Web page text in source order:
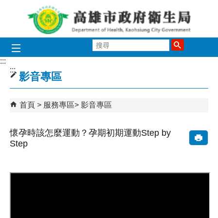
跳到主要內容區塊
尋
:::
:::
影音專區
首頁 服務專區 影音專區
懷孕時該怎麼運動？孕期初期運動Step by
Step